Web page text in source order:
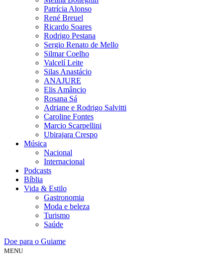
Patrícia Alonso
René Breuel
Ricardo Soares
Rodrigo Pestana
Sergio Renato de Mello
Silmar Coelho
Valcelí Leite
Silas Anastácio
ANAJURE
Elis Amâncio
Rosana Sá
Adriane e Rodrigo Salvitti
Caroline Fontes
Marcio Scarpellini
Ubirajara Crespo
Música
Nacional
Internacional
Podcasts
Bíblia
Vida & Estilo
Gastronomia
Moda e beleza
Turismo
Saúde
Doe para o Guiame
MENU